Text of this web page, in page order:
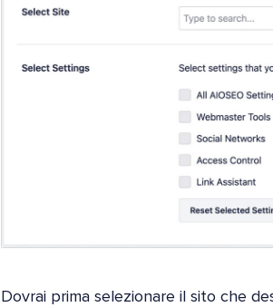
Dovrai prima selezionare il sito che